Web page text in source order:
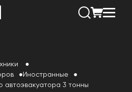
Иностранные
автоэвакуатора 3 тонны